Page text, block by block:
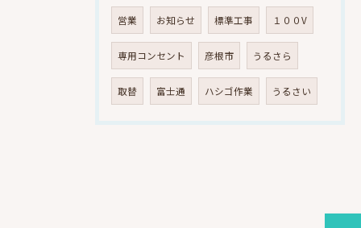
営業 お知らせ 標準工事 １００V
専用コンセント 彦根市 うるさら
取替 富士通 ハシゴ作業 うるさい